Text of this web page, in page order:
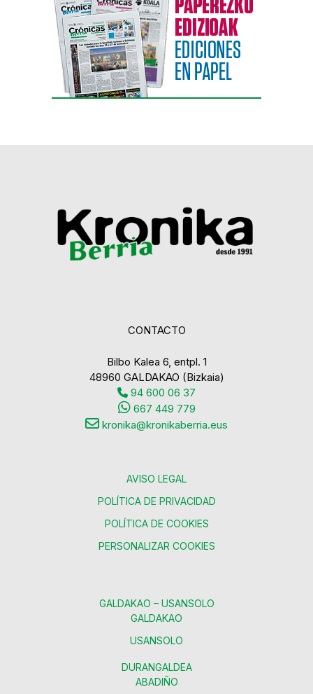
CONTACTO
Bilbo Kalea 6, entpl. 1
48960 GALDAKAO (Bizkaia)
94 600 06 37
667 449 779
kronika@kronikaberria.eus
AVISO LEGAL
POLÍTICA DE PRIVACIDAD
POLÍTICA DE COOKIES
PERSONALIZAR COOKIES
GALDAKAO – USANSOLO
GALDAKAO
USANSOLO
DURANGALDEA
ABADIÑO